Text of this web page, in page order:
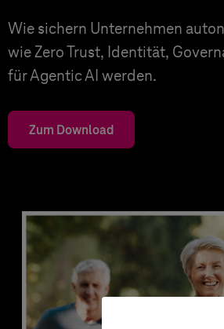
Wie sichern Unternehmen
wie Zero Trust, Identität,
für Agentic AI werden.
Zum Download